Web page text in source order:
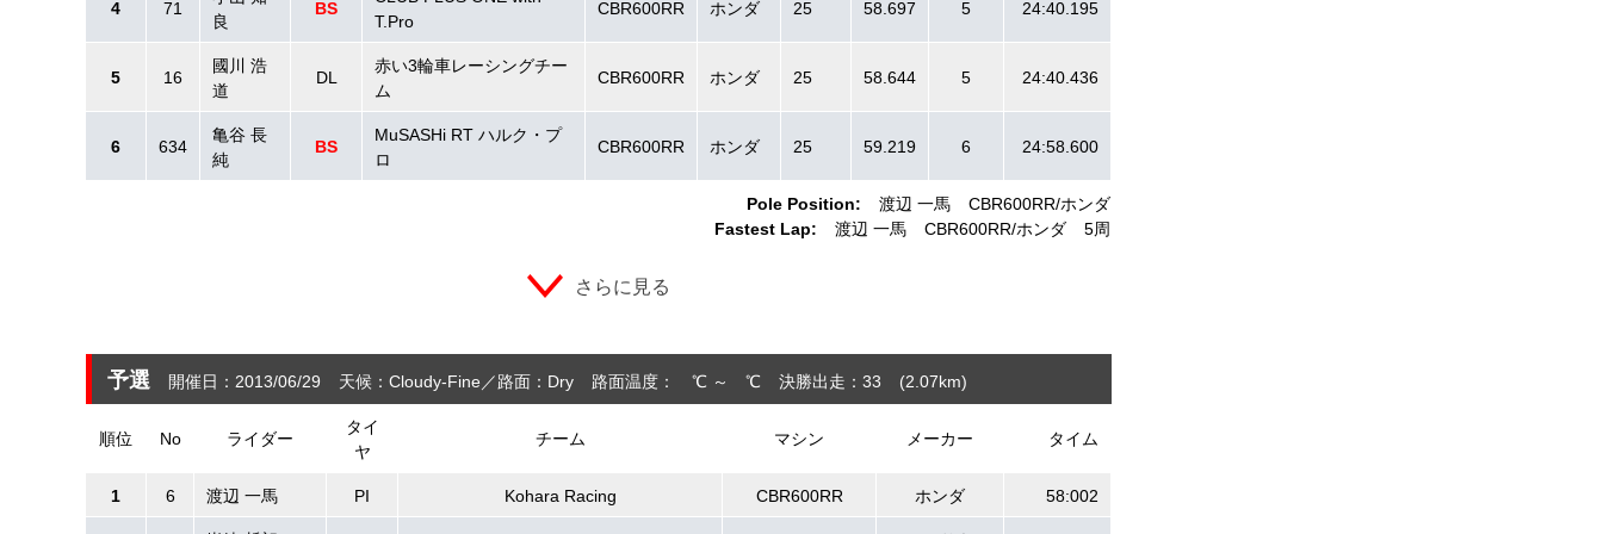
Pole Position: 渡辺 一馬 CBR600RR ホンダ
Fastest Lap:
渡辺 一馬 CBR600RR ホンダ 5周
4 71
良
BS
T.Pro
CBR600RR ホンダ 25 58.697 5 24:40.195
5 16
國川 浩
道
DL
赤い3輪車レーシングチー
ム
CBR600RR ホンダ 25 58.644 5 24:40.436
6 634
亀谷 長
純
BS
MuSASHi RT ハルク・プ
ロ
CBR600RR ホンダ 25 59.219 6 24:58.600
さらに見る
予選 開催日：2013/06/29 天候：Cloudy-Fine 路面：Dry 路面温度： ℃ ～ ℃ 決勝出走：33 (2.07km)
順位 No ライダー
タイ
ヤ
チーム マシン メーカー タイム
1 6 渡辺 一馬 PI Kohara Racing CBR600RR ホンダ 58:002